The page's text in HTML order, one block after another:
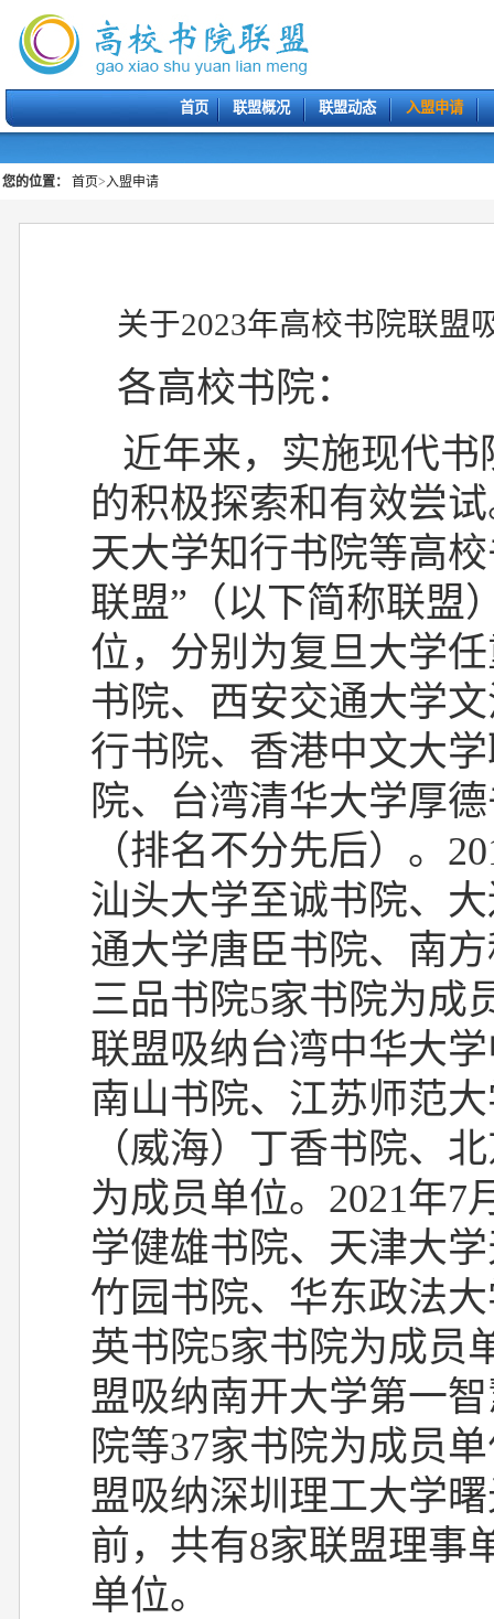
首页 联盟概况 联盟动态 入盟申请
您的位置： 首页>入盟申请
关于2023年高校书院联盟
各高校书院：
近年来，实施现代
的积极探索和有效尝
天大学知行书院等高
联盟”（以下简称联盟
位，分别为复旦大学
书院、西安交通大学
行书院、香港中文大
院、台湾清华大学厚
（排名不分先后）。
汕头大学至诚书院、
通大学唐臣书院、南
三品书院5家书院为成
联盟吸纳台湾中华大
南山书院、江苏师范
（威海）丁香书院、
为成员单位。 2021年7
学健雄书院、天津大
竹园书院、华东政法
英书院5家书院为成员
盟吸纳南开大学第一
院等37家书院为成员
盟吸纳深圳理工大学
前，共有8家联盟理事
单位。